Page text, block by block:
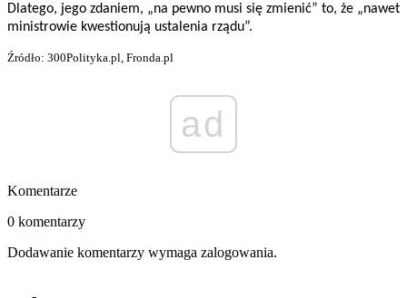
Dlatego, jego zdaniem, „na pewno musi się zmienić” to, że „nawet
ministrowie kwestionują ustalenia rządu”.
Źródło: 300Polityka.pl, Fronda.pl
ad
Komentarze
0 komentarzy
Dodawanie komentarzy wymaga zalogowania.